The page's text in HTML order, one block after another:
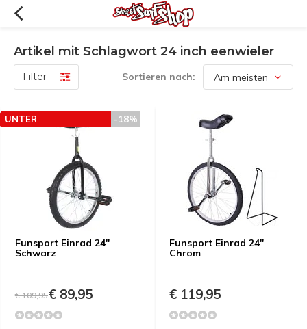
Artikel mit Schlagwort 24 inch eenwieler
Filter Sortieren nach:
Funsport Einrad 24"
Schwarz
-18%
UNTER
PREISEMPFEHLUNG
€ 109,95€ 89,95
Funsport Einrad 24"
Chrom
€ 119,95